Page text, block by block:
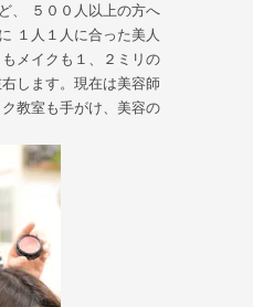
、 ５００人以上の方へ
１人１人に合った美人
メイクも１、２ミリの
します。現在は美容師
教室も手がけ、美容の